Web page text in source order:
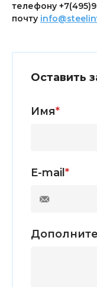
телефону
почту
Оставить
Имя*
E-mail *